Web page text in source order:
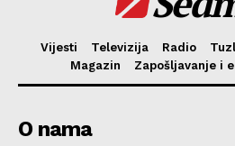
Vijesti Televizija Radio
Magazin
Zapošljavanje i
O nama